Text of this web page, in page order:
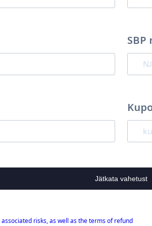
Jätkata vahetust
associated risks, as well as the terms of refund